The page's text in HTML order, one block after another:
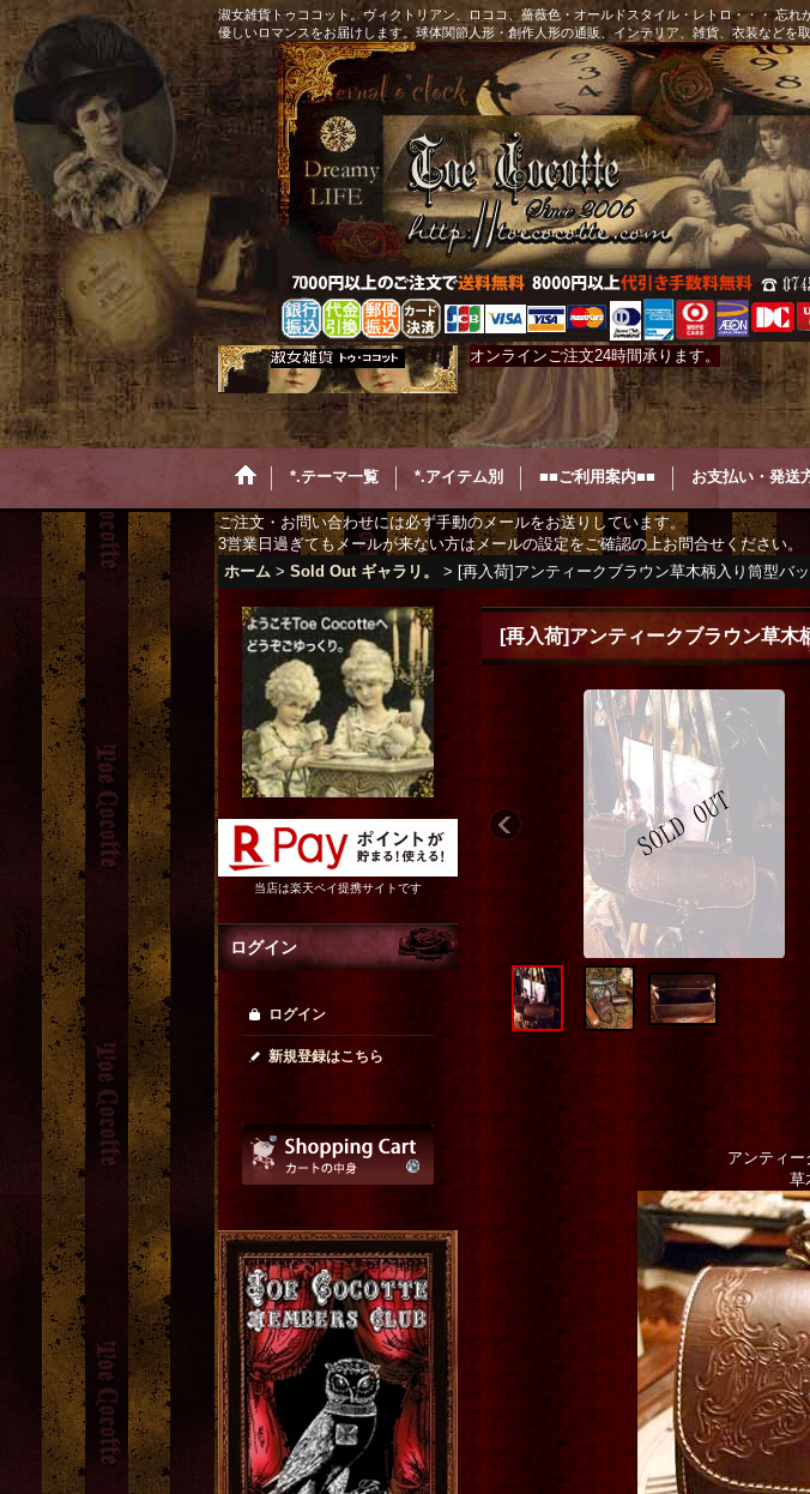
淑女雑貨トゥココット。ヴィクトリアン、ロココ、薔薇色・オールドスタイル・レトロ・・・ 忘
優しいロマンスをお届けします。球体関節人形・創作人形の通販、インテリア、雑貨、衣装などを
オンラインご注文24時間承ります。
*.テーマ一覧 *.アイテム別 ■■ご利用案内■■ お支払い・発送
ご注文・お問い合わせには必ず手動のメールをお送りしています。
3営業日過ぎてもメールが来ない方はメールの設定をご確認の上お問合せください。
ホーム > Sold Out ギャラリ。 > [再入荷]アンティークブラウン草木柄入り筒型バ
当店は楽天ペイ提携サイトです
ログイン
ログイン
新規登録はこちら
[再入荷]アンティークブラウン草木
アンティー
草